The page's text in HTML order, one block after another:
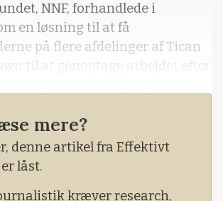
NNF, forhandlede i
en løsning til at få
på flere afdelinger af Tican
til at genoptage arbejdet efter
på Tican først
stilling til, om de vil gøre på de
i Thisted og Brørup.
mere?
denne artikel fra Effektivt
låst.
kræver research,